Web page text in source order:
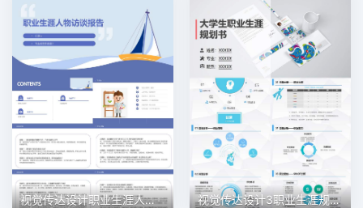
视觉传达设计职业生涯人物访谈职业生涯规划PPT模板 视觉传达设计3职业生涯规划PPT模板